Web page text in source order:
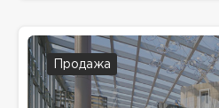
Продажа